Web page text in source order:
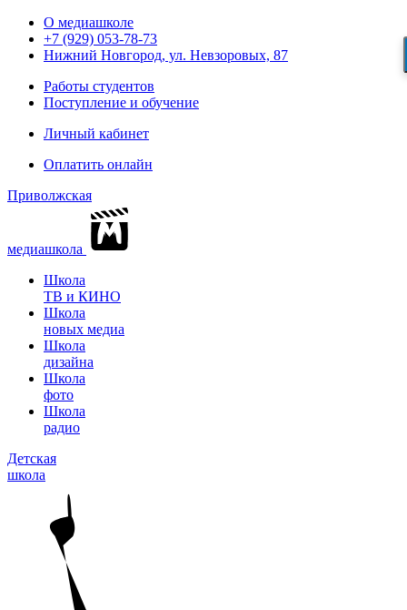
О медиашколе
+7 (929) 053-78-73
Нижний Новгород, ул. Невзоровых, 87
Работы студентов
Поступление и обучение
Личный кабинет
Оплатить онлайн
Приволжская
медиашкола
Школа
ТВ и КИНО
Школа
новых медиа
Школа
дизайна
Школа
фото
Школа
радио
Детская
школа